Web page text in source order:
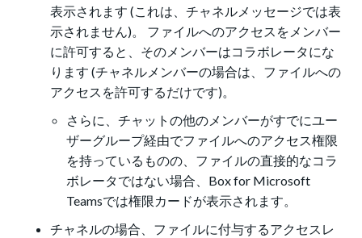
表示されます (これは、チャネルメッセージでは表
示されません)。 ファイルへのアクセスをメンバー
に許可すると、そのメンバーはコラボレータにな
ります (チャネルメンバーの場合は、ファイルへの
アクセスを許可するだけです)。
さらに、チャットの他のメンバーがすでにユー
ザーグループ経由でファイルへのアクセス権限
を持っているものの、ファイルの直接的なコラ
ボレータではない場合、Box for Microsoft
Teamsでは権限カードが表示されます。
チャネルの場合、ファイルに付与するアクセスレ